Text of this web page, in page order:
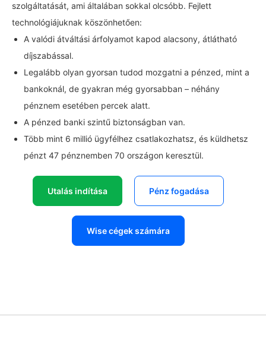
szolgáltatását, ami általában sokkal olcsóbb. Fejlett
technológiájuknak köszönhetően:
A valódi átváltási árfolyamot kapod alacsony, átlátható
díjszabással.
Legalább olyan gyorsan tudod mozgatni a pénzed, mint a
bankoknál, de gyakran még gyorsabban – néhány
pénznem esetében percek alatt.
A pénzed banki szintű biztonságban van.
Több mint 6 millió ügyfélhez csatlakozhatsz, és küldhetsz
pénzt 47 pénznemben 70 országon keresztül.
Utalás indítása Pénz fogadása
Wise cégek számára